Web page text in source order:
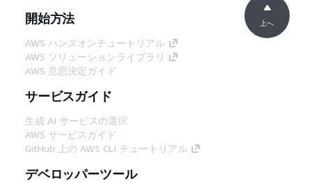
開始方法
AWS ハンズオンチュートリアル
AWS ソリューションライブラリ
AWS 意思決定ガイド
サービスガイド
生成 AI サービスの選択
AWS サービスガイド
GitHub 上の AWS CLI チュートリアル
デベロッパーツール
上へ